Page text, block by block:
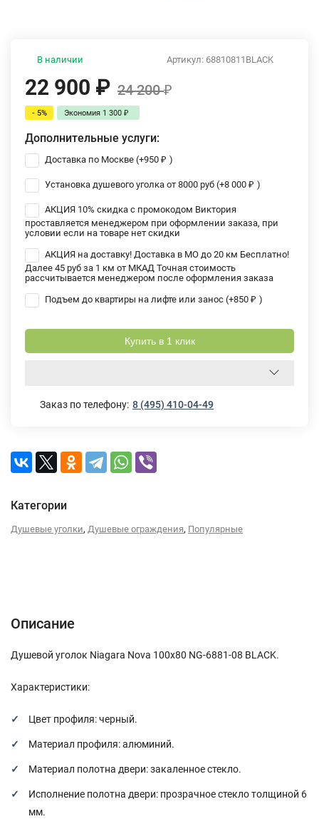
Артикул: 68810811BLACK
В наличии
22 900 ₽ 24 200₽
- 5% Экономия 1 300 ₽
Дополнительные услуги:
Доставка по Москве (+950 ₽ )
Установка душевого уголка от 8000 руб (+8 000 ₽ )
АКЦИЯ 10% скидка с промокодом Виктория
проставляется менеджером при оформлении заказа, при
условии если на товаре нет скидки
АКЦИЯ на доставку! Доставка в МО до 20 км Бесплатно!
Далее 45 руб за 1 км от МКАД Точная стоимость
рассчитывается менеджером после оформления заказа
Подъем до квартиры на лифте или занос (+850 ₽ )
Купить в 1 клик
Заказ по телефону: 8 (495) 410-04-49
Категории
Душевые уголки, Душевые ограждения, Популярные
Описание
Душевой уголок Niagara Nova 100х80 NG-6881-08 BLACK.
Характеристики:
Цвет профиля: черный.
Материал профиля: алюминий.
Материал полотна двери: закаленное стекло.
Исполнение полотна двери: прозрачное стекло толщиной 6
мм.